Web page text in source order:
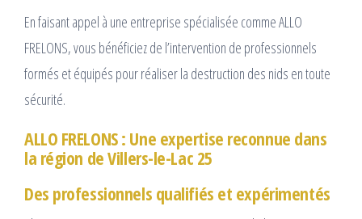
En faisant appel à une entreprise spécialisée comme ALLO
FRELONS, vous bénéficiez de l’intervention de professionnels
formés et équipés pour réaliser la destruction des nids en toute
sécurité.
ALLO FRELONS : Une expertise reconnue dans
la région de Villers-le-Lac 25
Des professionnels qualifiés et expérimentés